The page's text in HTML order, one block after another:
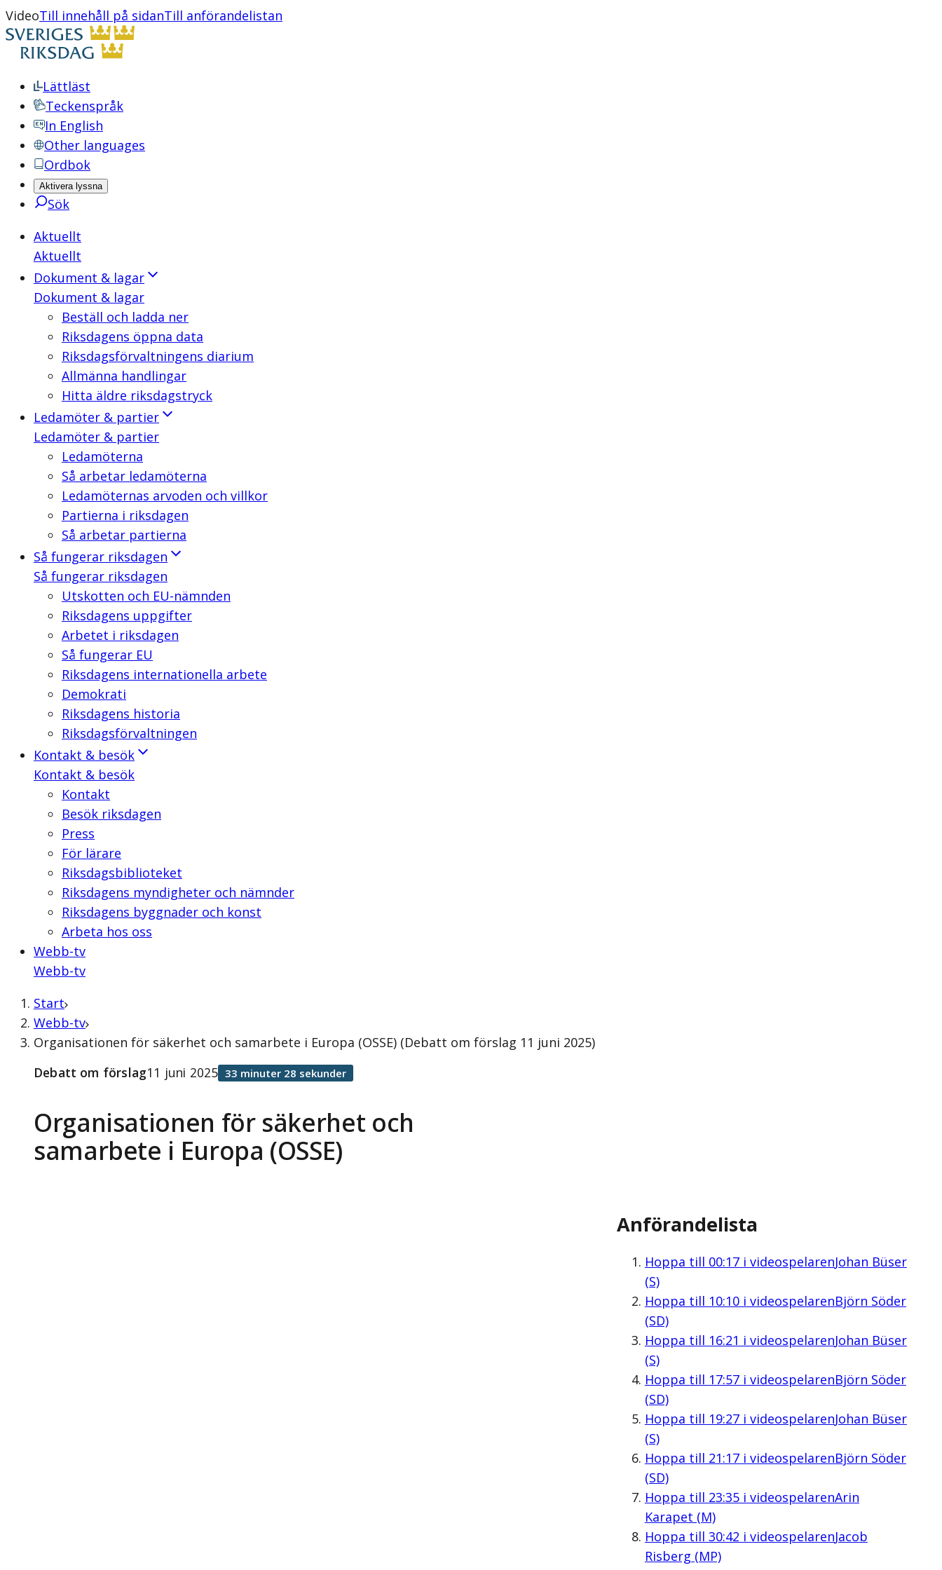
VideoTill innehåll på sidanTill anförandelistan
Lättläst
Teckenspråk
In English
Other languages
Ordbok
Aktivera lyssna
Sök
Aktuellt
Aktuellt
Dokument & lagar
Dokument & lagar
Beställ och ladda ner
Riksdagens öppna data
Riksdagsförvaltningens diarium
Allmänna handlingar
Hitta äldre riksdagstryck
Ledamöter & partier
Ledamöter & partier
Ledamöterna
Så arbetar ledamöterna
Ledamöternas arvoden och villkor
Partierna i riksdagen
Så arbetar partierna
Så fungerar riksdagen
Så fungerar riksdagen
Utskotten och EU-nämnden
Riksdagens uppgifter
Arbetet i riksdagen
Så fungerar EU
Riksdagens internationella arbete
Demokrati
Riksdagens historia
Riksdagsförvaltningen
Kontakt & besök
Kontakt & besök
Kontakt
Besök riksdagen
Press
För lärare
Riksdagsbiblioteket
Riksdagens myndigheter och nämnder
Riksdagens byggnader och konst
Arbeta hos oss
Webb-tv
Webb-tv
Start
Webb-tv
Organisationen för säkerhet och samarbete i Europa (OSSE) (Debatt om förslag 11 juni 2025)
Organisationen för säkerhet och
samarbete i Europa (OSSE)
Debatt om förslag11 juni 2025 33 minuter 28 sekunder
Anförandelista
Hoppa till 00:17i videospelarenJohan Büser
(S)
Hoppa till 10:10i videospelarenBjörn Söder
(SD)
Hoppa till 16:21 i videospelarenJohan Büser
(S)
Hoppa till 17:57i videospelarenBjörn Söder
(SD)
Hoppa till 19:27i videospelarenJohan Büser
(S)
Hoppa till 21:17i videospelarenBjörn Söder
(SD)
Hoppa till 23:35i videospelarenArin
Karapet (M)
Hoppa till 30:42 i videospelarenJacob
Risberg (MP)